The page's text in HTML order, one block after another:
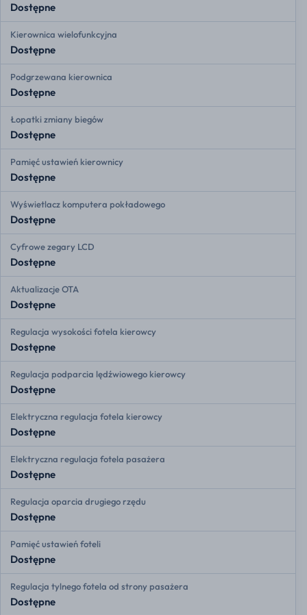
Dostępne
Kierownica wielofunkcyjna
Dostępne
Podgrzewana kierownica
Dostępne
Łopatki zmiany biegów
Dostępne
Pamięć ustawień kierownicy
Dostępne
Wyświetlacz komputera pokładowego
Dostępne
Cyfrowe zegary LCD
Dostępne
Aktualizacje OTA
Dostępne
Regulacja wysokości fotela kierowcy
Dostępne
Regulacja podparcia lędźwiowego kierowcy
Dostępne
Elektryczna regulacja fotela kierowcy
Dostępne
Elektryczna regulacja fotela pasażera
Dostępne
Regulacja oparcia drugiego rzędu
Dostępne
Pamięć ustawień foteli
Dostępne
Regulacja tylnego fotela od strony pasażera
Dostępne